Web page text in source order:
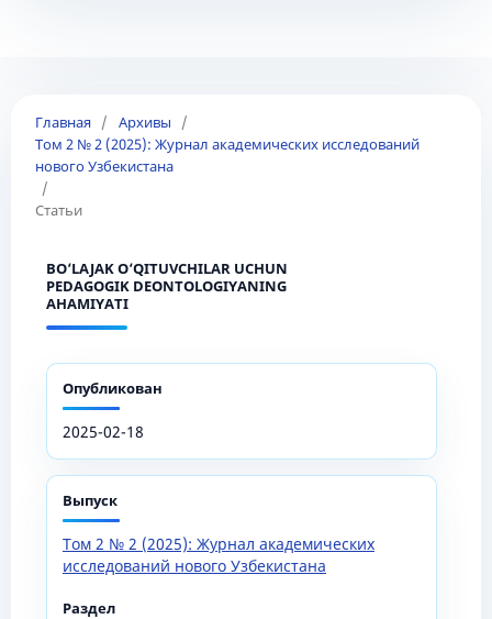
Главная / Архивы
/
Том 2 № 2 (2025): Журнал академических исследований
нового Узбекистана
/
Статьи
BO‘LAJAK O‘QITUVCHILAR UCHUN
PEDAGOGIK DEONTOLOGIYANING
AHAMIYATI
Опубликован
2025-02-18
Выпуск
Том 2 № 2 (2025): Журнал академических
исследований нового Узбекистана
Раздел